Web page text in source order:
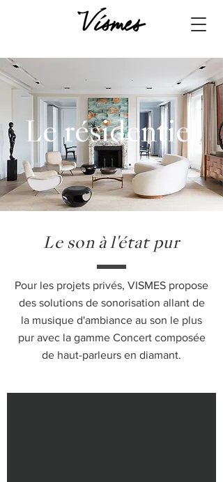
Lerésidentiel
Le son à l'état pur
Pour les projets privés, VISMES propose
des solutions de sonorisation allant de
la musique d'ambiance au son le plus
pur avec la gamme Concert composée
de haut-parleurs en diamant.